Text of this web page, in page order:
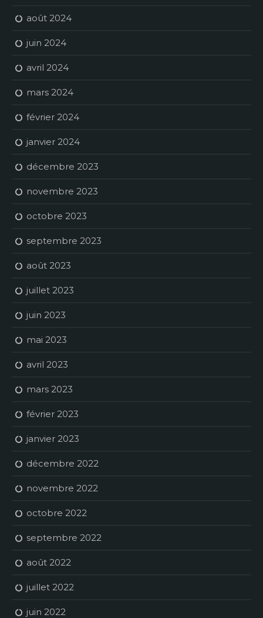
août 2024
juin 2024
avril 2024
mars 2024
février 2024
janvier 2024
décembre 2023
novembre 2023
octobre 2023
septembre 2023
août 2023
juillet 2023
juin 2023
mai 2023
avril 2023
mars 2023
février 2023
janvier 2023
décembre 2022
novembre 2022
octobre 2022
septembre 2022
août 2022
juillet 2022
juin 2022